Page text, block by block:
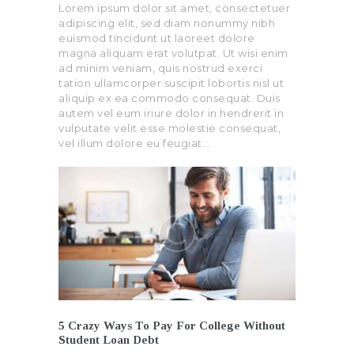
Lorem ipsum dolor sit amet, consectetuer
adipiscing elit, sed diam nonummy nibh
euismod tincidunt ut laoreet dolore
magna aliquam erat volutpat. Ut wisi enim
ad minim veniam, quis nostrud exerci
tation ullamcorper suscipit lobortis nisl ut
aliquip ex ea commodo consequat. Duis
autem vel eum iriure dolor in hendrerit in
vulputate velit esse molestie consequat,
vel illum dolore eu feugiat…
5 Crazy Ways To Pay For College Without
Student Loan Debt